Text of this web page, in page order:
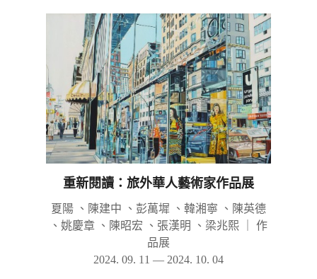
重新閱讀：旅外華人藝術家作品展
夏陽 、陳建中 、彭萬墀 、韓湘寧 、陳英德
、姚慶章 、陳昭宏 、張漢明 、梁兆熙
作
品展
2024. 09. 11 — 2024. 10. 04